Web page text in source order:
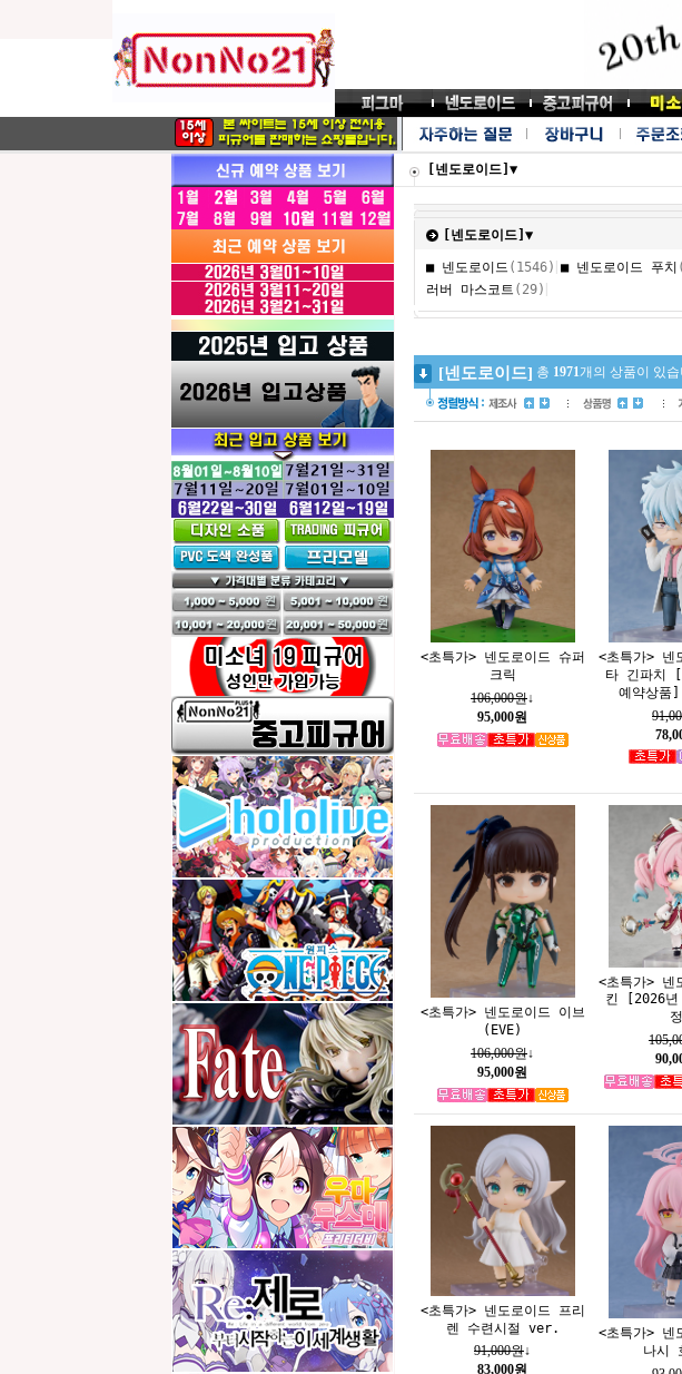
[넨도로이드]▼
[넨도로이드]▼
■ 넨도로이드 (1546) ■ 넨도로이드 푸치
러버 마스코트 (29)
[넨도로이드] 총 1971개의 상품이 있습
<초특가> 넨도로이드 슈퍼
크릭
106,000원↓
95,000원
<초특가> 넨
타 긴파치
예약상품
<초특가> 넨도로이드 이브
(EVE)
106,000원↓
95,000원
<초특가> 넨
킨 [2026년
<초특가> 넨도로이드 프리
렌 수련시절 ver.
91,000원↓
83,000원
<초특가> 넨
나시